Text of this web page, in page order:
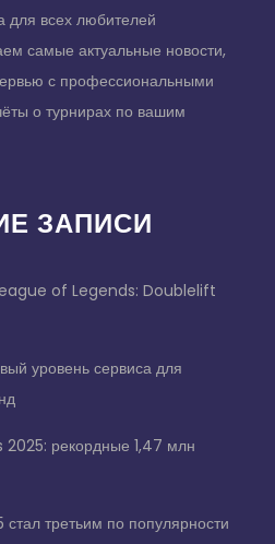
всех любителей
самые актуальные новости,
с профессиональными
о турнирах по вашим
ЗАПИСИ
of Legends: Doublelift
уровень сервиса для
рекордные 1,47 млн
третьим по популярности